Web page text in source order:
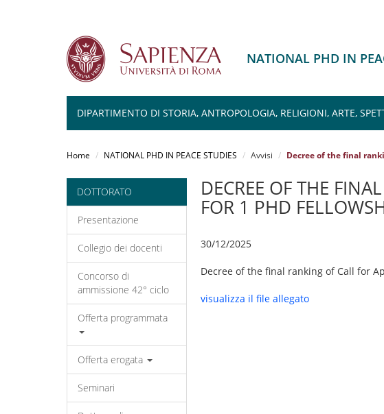
NATIONAL PHD IN
DIPARTIMENTO DI STORIA, ANTROPOLOGIA, RELIGIONI, ARTE,
Home NATIONAL PHD IN PEACE STUDIES Avvisi Decree of the final
DOTTORATO
Presentazione
Collegio dei docenti
Concorso di
ammissione 42° ciclo
Offerta programmata
Offerta erogata
Seminari
DECREE OF THE
FOR 1 PHD
30/12/2025
Decree of the final ranking of Call for
visualizza il file allegato